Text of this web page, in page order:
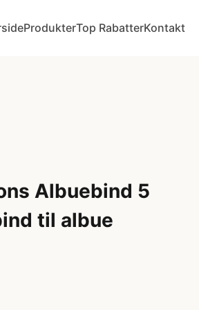
ProdukterTop RabatterKontakt
Albuebind 5
til albue